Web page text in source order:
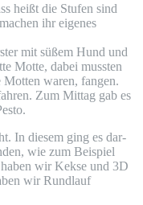
heißt die Stu­fen sind
ihr eige­nes
mit süßem Hund und
Mot­te, dabei muss­ten
Mot­ten waren, fan­gen.
Zum Mit­tag gab es
In die­sem ging es dar­
wie zum Bei­spiel
wir Kek­se und 3D
wir Rund­lauf